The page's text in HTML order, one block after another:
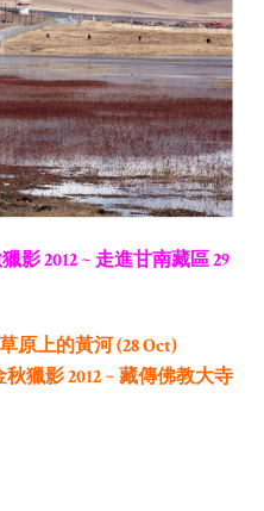
2012 ~ 走進甘南藏區 29
原上的黃河 (28 Oct)
獵影 2012 ~ 藏傳佛教大寺